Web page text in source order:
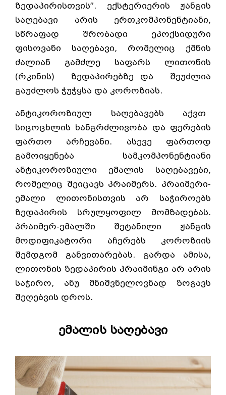
ზედაპირისთვის”. ექსტერიერის ჟანგის
საღებავი არის ერთკომპონენტიანი,
სწრაფად შრობადი ეპოქსიდური
ფისოვანი საღებავი, რომელიც ქმნის
ძალიან გამძლე საფარს ლითონის
(რკინის) ზედაპირებზე და შეუძლია
გაუძლოს ჭუჭყსა და კოროზიას.
ანტიკოროზიულ საღებავებს აქვთ
სიცოცხლის ხანგრძლივობა და ფერების
ფართო არჩევანი. ასევე ფართოდ
გამოიყენება სამკომპონენტიანი
ანტიკოროზიული ემალის საღებავები,
რომელიც შეიცავს პრაიმერს. პრაიმერი-
ემალი ლითონისთვის არ საჭიროებს
ზედაპირის სრულყოფილ მომზადებას.
პრაიმერ-ემალში შეტანილი ჟანგის
მოდიფიკატორი აჩერებს კოროზიის
შემდგომ განვითარებას. გარდა ამისა,
ლითონის ზედაპირის პრაიმინგი არ არის
საჭირო, ანუ მნიშვნელოვნად ზოგავს
შეღებვის დროს.
ემალის საღებავი